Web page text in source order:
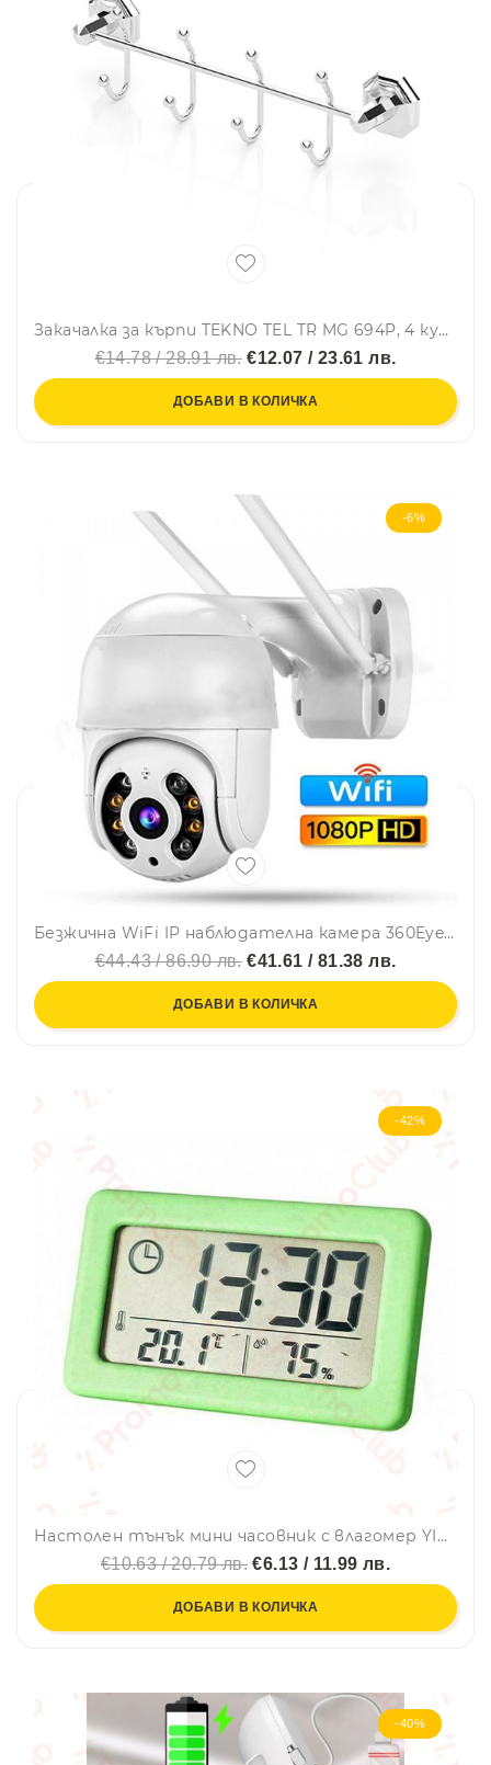
Закачалка за кърпи TEKNO TEL TR MG 694P, 4 куки, 35х7х8 см, Закрепване с дюбел, Хром
€14.78 / 28.91 лв.€12.07 / 23.61 лв.
ДОБАВИ В КОЛИЧКА
-6%
Безжична WiFi IP наблюдателна камера 360Eye с 2 антени - 1080p, 2MP, моторизирана
€44.43 / 86.90 лв.€41.61 / 81.38 лв.
ДОБАВИ В КОЛИЧКА
-42%
Настолен тънък мини часовник с влагомер YIDA TIME - Зелен X005
€10.63 / 20.79 лв. €6.13 / 11.99 лв.
ДОБАВИ В КОЛИЧКА
-40%